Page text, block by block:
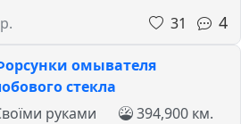
31
4
омывателя
стекла
руками
394,900 км.